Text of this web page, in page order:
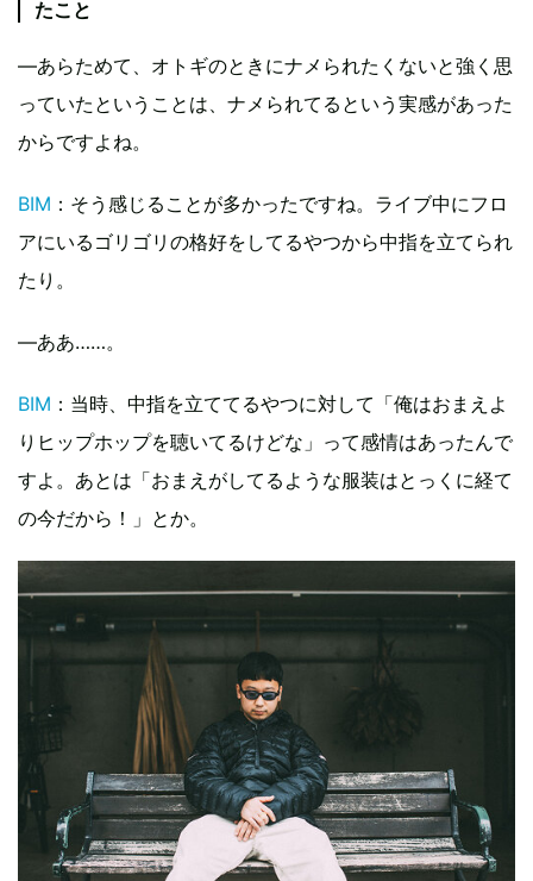
たこと
―あらためて、オトギのときにナメられたくないと強く思
っていたということは、ナメられてるという実感があった
からですよね。
BIM ：そう感じることが多かったですね。ライブ中にフロ
アにいるゴリゴリの格好をしてるやつから中指を立てられ
たり。
―ああ……。
BIM ：当時、中指を立ててるやつに対して「俺はおまえよ
りヒップホップを聴いてるけどな」って感情はあったんで
すよ。あとは「おまえがしてるような服装はとっくに経て
の今だから！」とか。